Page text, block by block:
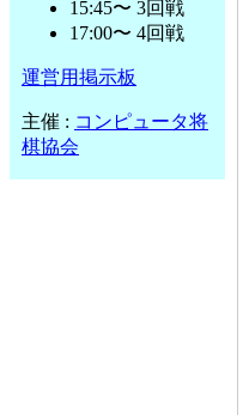
15:45〜 3回戦
17:00〜 4回戦
運営用掲示板
主催 : コンピュータ将
棋協会